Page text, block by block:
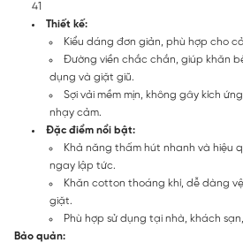
41
Thiết kế:
Kiểu dáng đơn giản, phù hợp cho
Đường viền chắc chắn, giúp khăn
dụng và giặt giũ.
Sợi vải mềm mịn, không gây kích
nhạy cảm.
Đặc điểm nổi bật:
Khả năng thấm hút nhanh và hiệu
ngay lập tức.
Khăn cotton thoáng khí, dễ dàng
giặt.
Phù hợp sử dụng tại nhà, khách
Bảo quản: